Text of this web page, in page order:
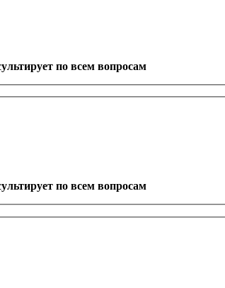
по всем вопросам
по всем вопросам